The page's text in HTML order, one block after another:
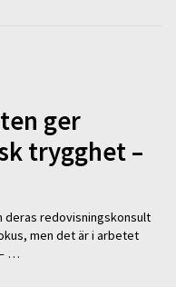
ger
trygghet –
deras redovisningskonsult
men det är i arbetet
…